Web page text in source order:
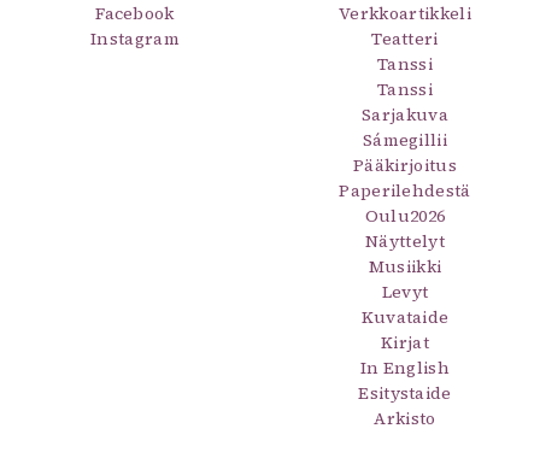
Facebook
Instagram
Verkkoartikkeli
Teatteri
Tanssi
Tanssi
Sarjakuva
Sámegillii
Pääkirjoitus
Paperilehdestä
Oulu2026
Näyttelyt
Musiikki
Levyt
Kuvataide
Kirjat
In English
Esitystaide
Arkisto